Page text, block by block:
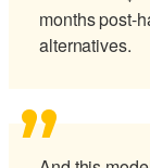
months post-
alternatives.